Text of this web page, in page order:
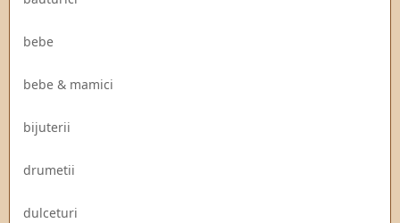
bebe
bebe & mamici
bijuterii
drumetii
dulceturi